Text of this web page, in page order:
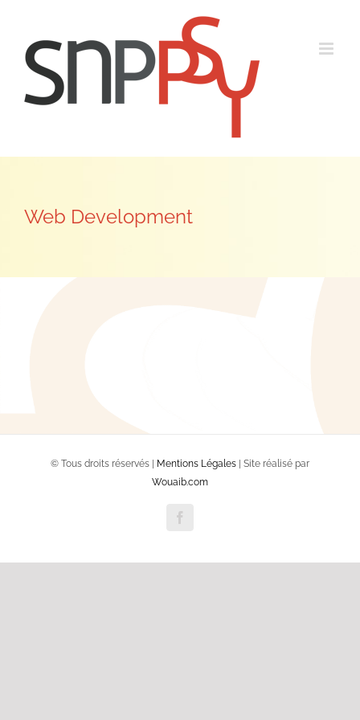
contenu
Web Development
© Tous droits réservés | Mentions Légales | Site réalisé par
Wouaib.com
Facebook